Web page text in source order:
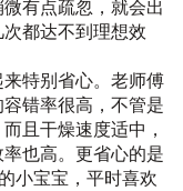
有点疏忽，就会出
都达不到理想效
特别省心。老师傅
错率很高，不管是
且干燥速度适中，
也高。更省心的是
小宝宝，平时喜欢